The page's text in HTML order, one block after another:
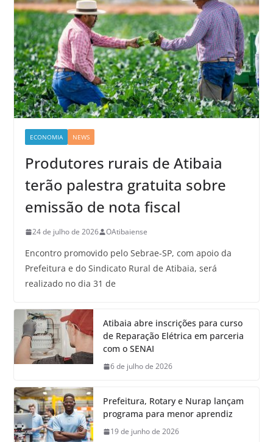
ECONOMIA NEWS
Produtores rurais de Atibaia
terão palestra gratuita sobre
emissão de nota fiscal
24 de julho de 2026 OAtibaiense
Encontro promovido pelo Sebrae-SP, com apoio da
Prefeitura e do Sindicato Rural de Atibaia, será
realizado no dia 31 de
Atibaia abre inscrições para curso
de Reparação Elétrica em parceria
com o SENAI
6 de julho de 2026
Prefeitura, Rotary e Nurap lançam
programa para menor aprendiz
19 de junho de 2026